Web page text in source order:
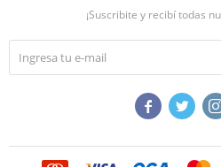
¡Suscribite y recibí todas
 